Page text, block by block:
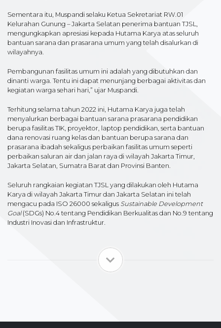
Sementara itu, Muspandi selaku Ketua Sekretariat RW.01
Kelurahan Gunung – Jakarta Selatan penerima bantuan TJSL,
mengungkapkan apresiasi kepada Hutama Karya atas seluruh
bantuan sarana dan prasarana umum yang telah disalurkan di
wilayahnya.
Pembangunan fasilitas umum ini adalah yang dibutuhkan dan
dinanti warga. Tentu ini dapat menunjang berbagai aktivitas dan
kegiatan warga sehari hari,” ujar Muspandi.
Terhitung selama tahun 2022 ini, Hutama Karya juga telah
menyalurkan berbagai bantuan sarana prasarana pendidikan
berupa fasilitas TIK, proyektor, laptop pendidikan, serta bantuan
dana renovasi ruang kelas dan bantuan berupa sarana dan
prasarana ibadah sekaligus perbaikan fasilitas umum seperti
perbaikan saluran air dan jalan raya di wilayah Jakarta Timur,
Jakarta Selatan, Sumatra Barat dan Provinsi Banten.
Seluruh rangkaian kegiatan TJSL yang dilakukan oleh Hutama
Karya di wilayah Jakarta Timur dan Jakarta Selatan ini telah
mengacu pada ISO 26000 sekaligus Sustainable Development
Goal(SDGs) No.4 tentang Pendidikan Berkualitas dan No.9 tentang
Industri Inovasi dan Infrastruktur.